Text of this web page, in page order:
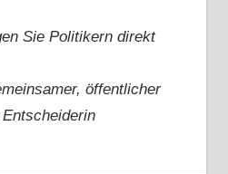
Sie Politikern direkt
öffentlicher